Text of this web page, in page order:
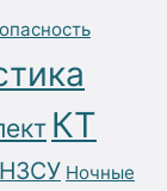
КТ
НЗСУ Ночные